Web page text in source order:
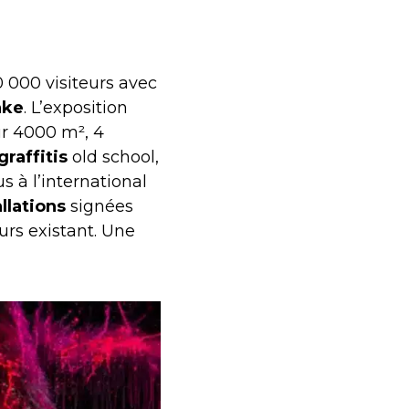
000 visiteurs avec
. L’exposition
4000 m², 4
old school,
à l’international
signées
existant. Une